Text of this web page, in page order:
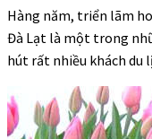
Hàng năm, triển lãm
Đà Lạt là một trong
hút rất nhiều khách du